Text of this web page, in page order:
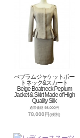
ぺプラムジャケットボー
トネック&スカート
Beige Boatneck Peplum
Jacket & Skirt Made of High
Quality Silk
通常価格 98,000円
78,000円(税別)